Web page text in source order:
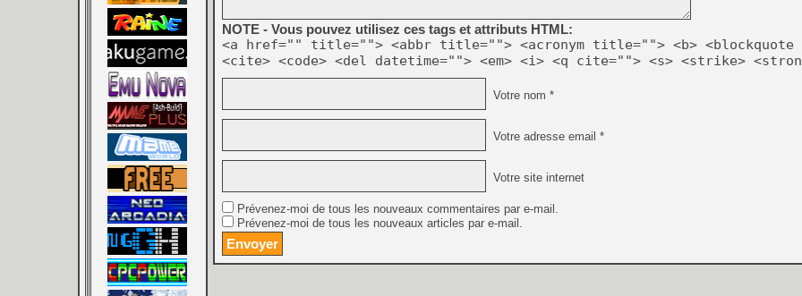
[LS] [PS5] Premiers
NOTE - Vous pouvez utilisez ces tags et attributs HTML:
<a href="" title=""> <abbr title=""> <acronym title=""> <b> <blockquote
<cite> <code> <del datetime=""> <em> <i> <q cite=""> <s> <strike>
Votre nom *
Votre adresse email *
Votre site internet
Prévenez-moi de tous les nouveaux commentaires par e-mail.
Prévenez-moi de tous les nouveaux articles par e-mail.